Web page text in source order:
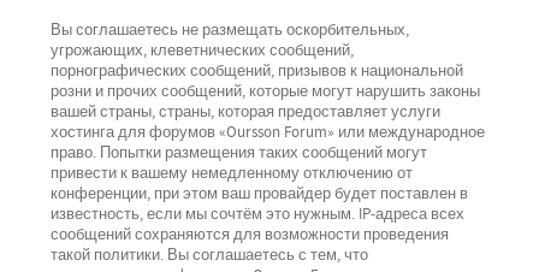
Вы соглашаетесь не размещать оскорбительных,
угрожающих, клеветнических сообщений,
порнографических сообщений, призывов к национальной
розни и прочих сообщений, которые могут нарушить законы
вашей страны, страны, которая предоставляет услуги
хостинга для форумов «Oursson Forum» или международное
право. Попытки размещения таких сообщений могут
привести к вашему немедленному отключению от
конференции, при этом ваш провайдер будет поставлен в
известность, если мы сочтём это нужным. IP-адреса всех
сообщений сохраняются для возможности проведения
такой политики. Вы соглашаетесь с тем, что